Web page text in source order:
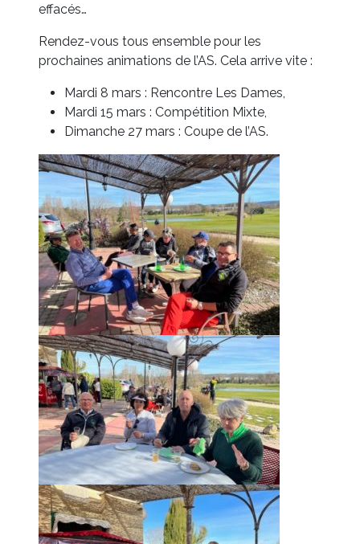
effacés…
Rendez-vous tous ensemble pour les
prochaines animations de l’AS. Cela arrive vite :
Mardi 8 mars : Rencontre Les Dames,
Mardi 15 mars : Compétition Mixte,
Dimanche 27 mars : Coupe de l’AS.